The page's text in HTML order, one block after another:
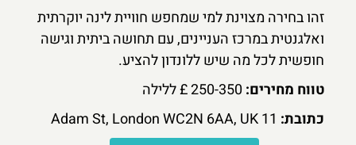
זהו בחירה מצוינת למי שמחפש חוויית לינה יוקרתית
ואלגנטית במרכז העניינים, עם תחושה ביתית וגישה
חופשית לכל מה שיש ללונדון להציע.
טווח מחירים: 250-350 £ ללילה
כתובת: 11 Adam St, London WC2N 6AA, UK